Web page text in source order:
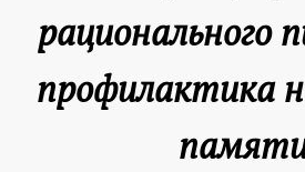
рационального
профилактика